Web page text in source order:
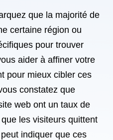
que la majorité de
certaine région ou
pour trouver
aider à affiner votre
pour mieux cibler ces
constatez que
web ont un taux de
les visiteurs quittent
indiquer que ces